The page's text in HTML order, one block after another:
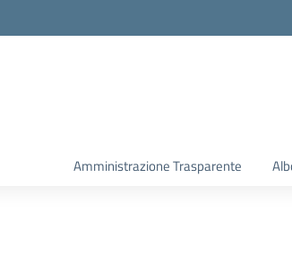
Amministrazione Trasparente